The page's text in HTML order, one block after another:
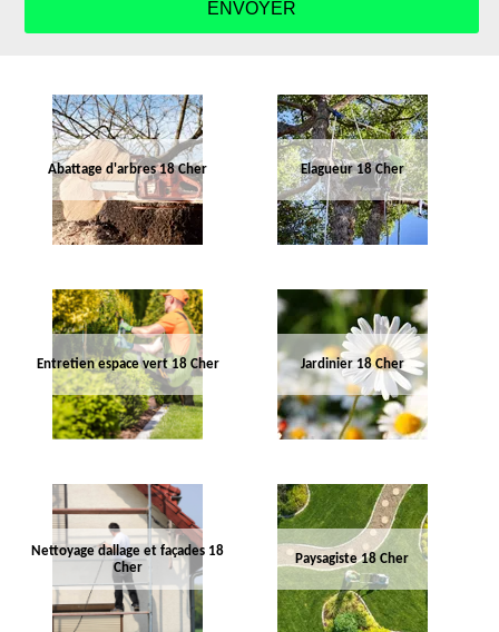
Abattage d'arbres 18 Cher Elagueur 18 Cher
Entretien espace vert 18 Cher Jardinier 18 Cher
Nettoyage dallage et façades 18
Cher
Paysagiste 18 Cher